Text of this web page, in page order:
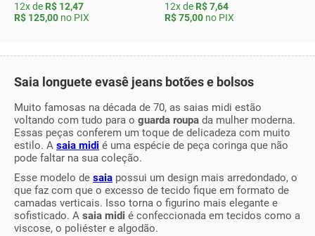
12x de R$ 12,47
R$ 125,00 no PIX
12x de R$ 7,64
R$ 75,00 no PIX
Saia longuete evasê jeans botões e bolsos
Muito famosas na década de 70, as saias midi estão
voltando com tudo para o guarda roupa da mulher moderna.
Essas peças conferem um toque de delicadeza com muito
estilo. A saia midi é uma espécie de peça coringa que não
pode faltar na sua coleção.
Esse modelo de saia possui um design mais arredondado, o
que faz com que o excesso de tecido fique em formato de
camadas verticais. Isso torna o figurino mais elegante e
sofisticado. A saia midi é confeccionada em tecidos como a
viscose, o poliéster e algodão.